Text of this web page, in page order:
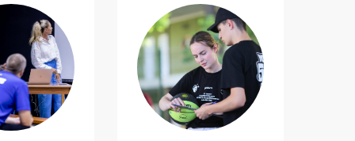
для
и
Индивидуальный
подход
Индивидуальный
подход к
игрокам, а